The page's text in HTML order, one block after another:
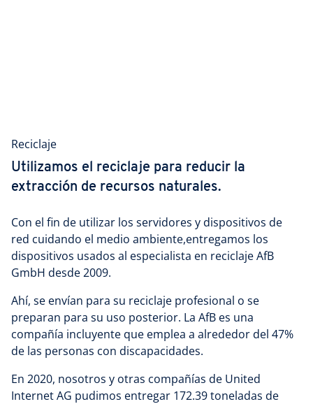
Reciclaje
Utilizamos el reciclaje para reducir la
extracción de recursos naturales.
Con el fin de utilizar los servidores y dispositivos de
red cuidando el medio ambiente,entregamos los
dispositivos usados ​​al especialista en reciclaje AfB
GmbH desde 2009.
Ahí, se envían para su reciclaje profesional o se
preparan para su uso posterior. La AfB es una
compañía incluyente que emplea a alrededor del 47%
de las personas con discapacidades.
En 2020, nosotros y otras compañías de United
Internet AG pudimos entregar 172.39 toneladas de